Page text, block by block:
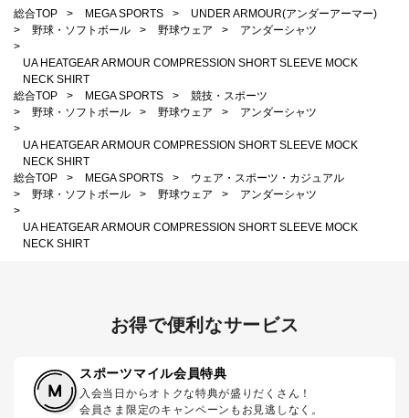
総合TOP > MEGA SPORTS >
UNDER ARMOUR(アンダーアーマー)
>
野球・ソフトボール > 野球ウェア >
アンダーシャツ
>
UA HEATGEAR ARMOUR COMPRESSION SHORT SLEEVE MOCK
NECK SHIRT
総合TOP
> MEGA SPORTS >
競技・スポーツ
>
野球・ソフトボール > 野球ウェア >
アンダーシャツ
>
UA HEATGEAR ARMOUR COMPRESSION SHORT SLEEVE MOCK
NECK SHIRT
総合TOP
> MEGA SPORTS >
ウェア・スポーツ・カジュアル
>
野球・ソフトボール > 野球ウェア >
アンダーシャツ
>
UA HEATGEAR ARMOUR COMPRESSION SHORT SLEEVE MOCK
NECK SHIRT
お得で便利なサービス
スポーツマイル会員特典
入会当日からオトクな特典が盛りだくさん！
会員さま限定のキャンペーンもお見逃しなく。